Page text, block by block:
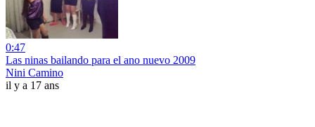
0:47
Las ninas bailando para el ano nuevo 2009
Nini Camino
il y a 17 ans